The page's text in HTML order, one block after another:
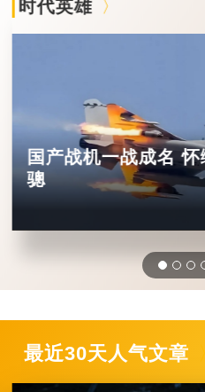
时代英雄
国产战机一战成名
骢
最近30天人气文章